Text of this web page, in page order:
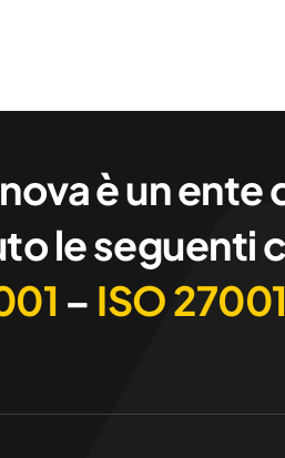
è un ente
le seguenti
– ISO 27001